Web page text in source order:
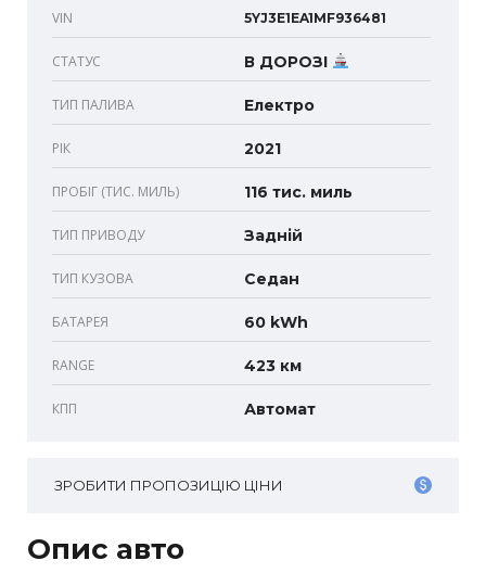
VIN 5YJ3E1EA1MF936481
СТАТУС В ДОРОЗІ
ТИП ПАЛИВА Електро
РІК 2021
ПРОБІГ (ТИС. МИЛЬ) 116 тис. миль
ТИП ПРИВОДУ Задній
ТИП КУЗОВА Седан
БАТАРЕЯ 60 kWh
RANGE 423 км
КПП Автомат
ЗРОБИТИ ПРОПОЗИЦІЮ ЦІНИ
Опис авто